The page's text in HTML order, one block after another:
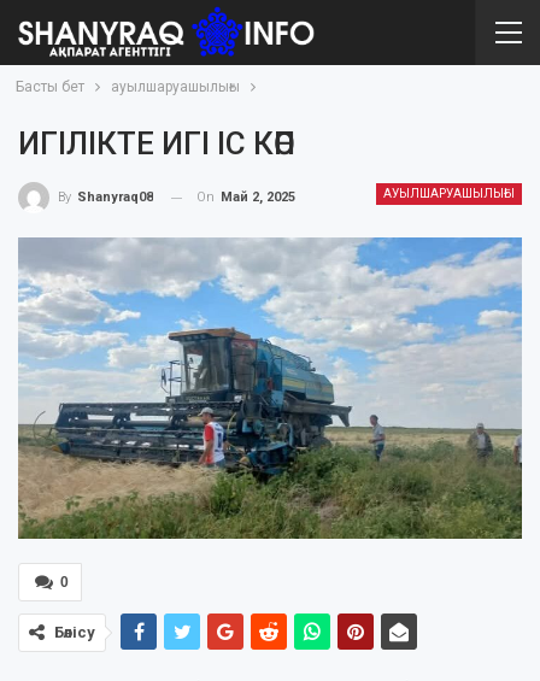
Басты бет ауылшаруашылығы
ИГІЛІКТЕ ИГІ ІС КӨП
АУЫЛШАРУАШЫЛЫҒЫ
By Shanyraq08 On Май 2, 2025
0
Бөлісу